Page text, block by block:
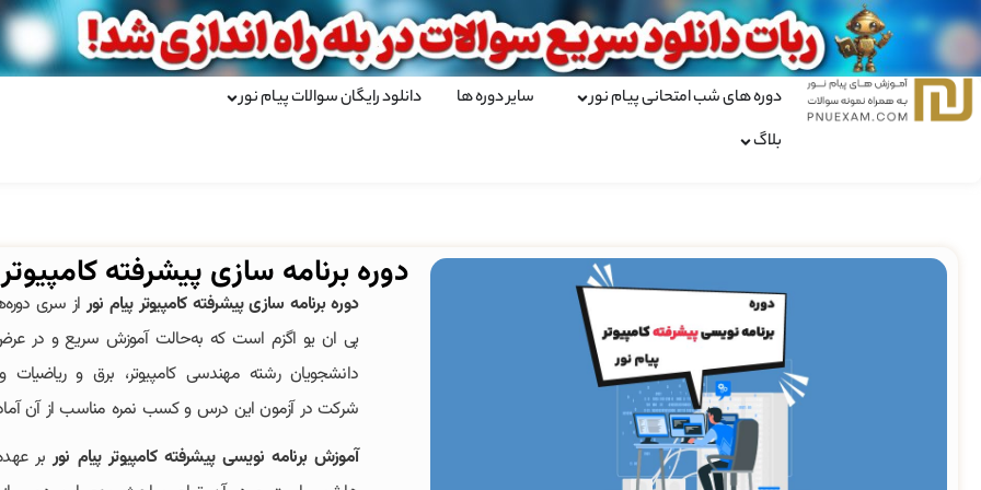
دوره های شب امتحانی پیام نور سایر دوره ها
دانلود رایگان سوالات پیام نور
بلاگ
دوره برنامه سازی پیشرفته
دوره برنامه سازی پیشرفته کامپیوتر پیام نوراز سری
دانشجویان رشته مهندسی کامپیوتر، برق و ریاضیات و
شرکت در آزمون این درس و کسب نمره مناسب از آن
آموزش برنامه نویسی پیشرفته کامپیوتر پیام نوربر